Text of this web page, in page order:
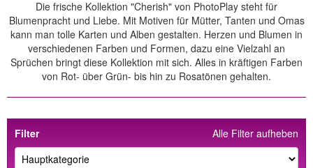
Die frische Kollektion "Cherish" von PhotoPlay steht für
Blumenpracht und Liebe. Mit Motiven für Mütter, Tanten und Omas
kann man tolle Karten und Alben gestalten. Herzen und Blumen in
verschiedenen Farben und Formen, dazu eine Vielzahl an
Sprüchen bringt diese Kollektion mit sich. Alles in kräftigen Farben
von Rot- über Grün- bis hin zu Rosatönen gehalten.
Alle Filter aufheben
Filter